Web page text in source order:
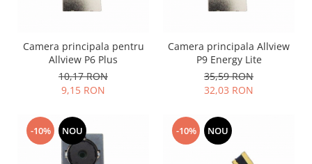
Camera principala pentru
Allview P6 Plus
10,17 RON
9,15 RON
Camera principala Allview
P9 Energy Lite
35,59 RON
32,03 RON
-10% NOU -10% NOU